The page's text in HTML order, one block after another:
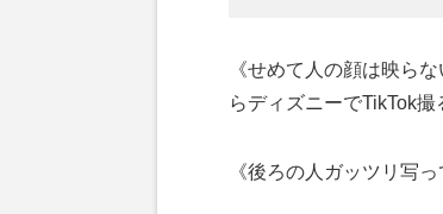
《せめて人の顔は映ら
らディズニーでTikTok撮
《後ろの人ガッツリ写